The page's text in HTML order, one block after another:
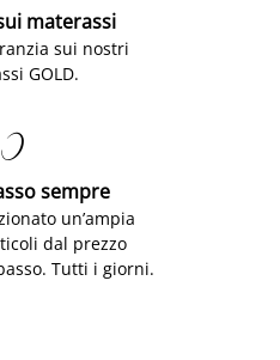
materassi
sui nostri
GOLD.

sempre
un’ampia
dal prezzo
Tutti i giorni.